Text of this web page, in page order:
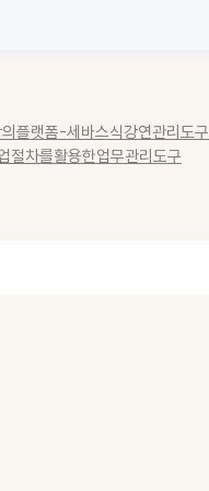
플랫폼-세바스식강연관리도구
절차를활용한업무관리도구